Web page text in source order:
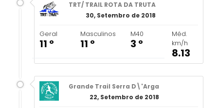
TRT/ TRAIL ROTA DA TRUTA
30, Setembro de 2018
Geral
11 º
Masculinos
11 º
M40
3 º
Méd.
km/h
8.13
Grande Trail Serra D\'Arga
22, Setembro de 2018